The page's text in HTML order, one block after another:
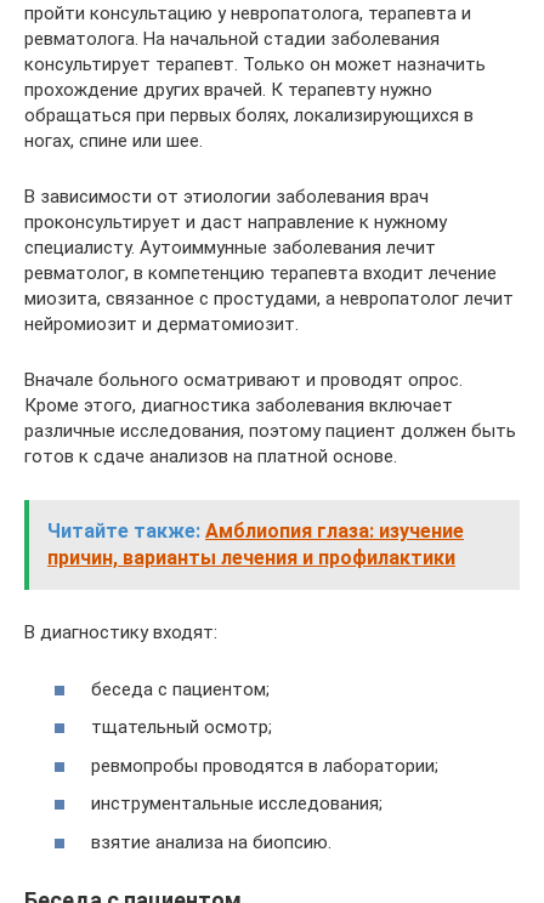
пройти консультацию у невропатолога, терапевта и
ревматолога. На начальной стадии заболевания
консультирует терапевт. Только он может назначить
прохождение других врачей. К терапевту нужно
обращаться при первых болях, локализирующихся в
ногах, спине или шее.
В зависимости от этиологии заболевания врач
проконсультирует и даст направление к нужному
специалисту. Аутоиммунные заболевания лечит
ревматолог, в компетенцию терапевта входит лечение
миозита, связанное с простудами, а невропатолог лечит
нейромиозит и дерматомиозит.
Вначале больного осматривают и проводят опрос.
Кроме этого, диагностика заболевания включает
различные исследования, поэтому пациент должен быть
готов к сдаче анализов на платной основе.
Читайте также: Амблиопия глаза: изучение
причин, варианты лечения и профилактики
В диагностику входят:
беседа с пациентом;
тщательный осмотр;
ревмопробы проводятся в лаборатории;
инструментальные исследования;
взятие анализа на биопсию.